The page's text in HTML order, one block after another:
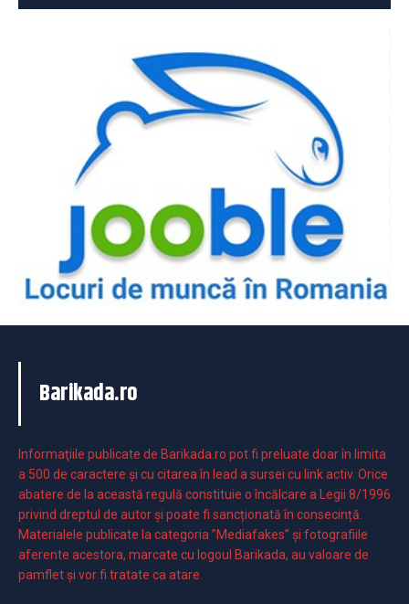
Barikada.ro
Informaţiile publicate de Barikada.ro pot fi preluate doar în limita
a 500 de caractere şi cu citarea în lead a sursei cu link activ. Orice
abatere de la această regulă constituie o încălcare a Legii 8/1996
privind dreptul de autor și poate fi sancționată în consecință.
Materialele publicate la categoria ”Mediafakes” și fotografiile
aferente acestora, marcate cu logoul Barikada, au valoare de
pamflet și vor fi tratate ca atare.